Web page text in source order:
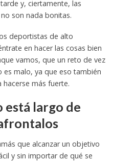
y, ciertamente, las
son nada bonitas.
deportistas de alto
en hacer las cosas bien
vamos, que un reto de vez
es malo, ya que eso también
más fuerte.
está largo de
que alcanzar un objetivo
y sin importar de qué se